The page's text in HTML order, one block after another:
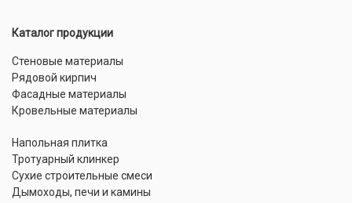
Каталог продукции
Стеновые материалы
Рядовой кирпич
Фасадные материалы
Кровельные материалы
Напольная плитка
Тротуарный клинкер
Сухие строительные смеси
Дымоходы, печи и камины